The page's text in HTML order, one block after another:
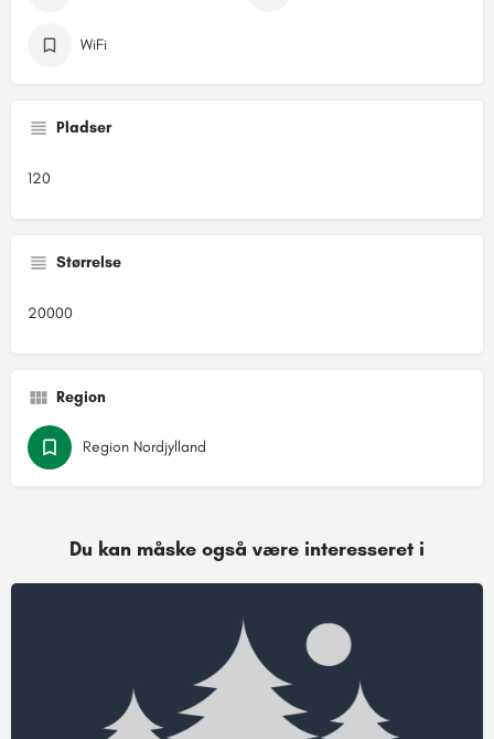
WiFi
Pladser
120
Størrelse
20000
Region
Region Nordjylland
Du kan måske også være interesseret i